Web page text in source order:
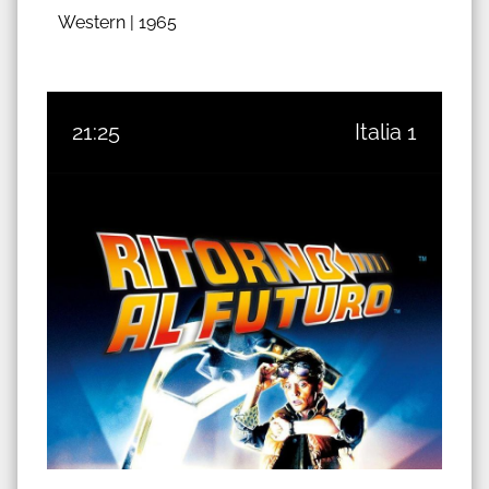
Western | 1965
21:25 Italia 1